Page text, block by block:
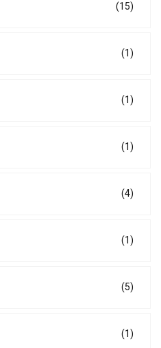
(15)
(1)
(1)
(1)
(4)
(1)
(5)
(1)